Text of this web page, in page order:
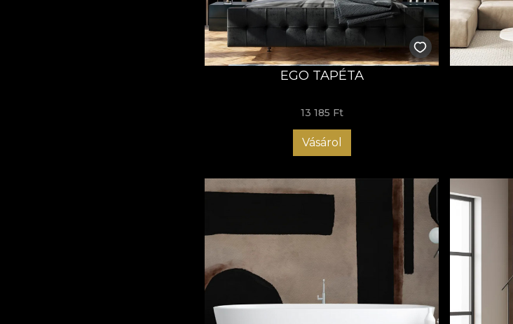
módja annak, hogy kikapcsoljunk és belépjünk egy olyan
kreatív állapotba olvasztva össze.
A művészet egyfajta menekülés is, mivel arra késztet
túllépjünk a határokon - mentális, készségi, érzelmi,
a természet kondicionálását.
Bemutatjuk a Escapism Series tapétagyűjteményt a House
a társadalmi élet káosza elől, és elmerüljünk az absztrakt
A gyűjtemény mintái folyékony vonalakat és absztrakt
kifinomult textúrákkal és élénk színekkel, lebilincselő
A művészethez hasonlóan ennek a gyűjteménynek az
feltárja egyedi értelmezését, és elveszjen kecses
a valóságnak érzékelünk, és törekedjünk művészi és lelki
Tervezőink megalkották az időtlenség hídját, egy
minden tapétája kézzel rajzolt, kezdetben ceruzával,
EGO TAPÉTA
13 185 Ft
Vásárol